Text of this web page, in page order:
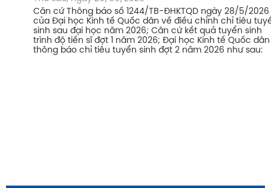
Căn cứ Thông báo số 1244/TB-ĐHKTQD ngày 28/5/2026
của Đại học Kinh tế Quốc dân về điều chỉnh chỉ tiêu
sinh sau đại học năm 2026; Căn cứ kết quả tuyển sinh
trình độ tiến sĩ đợt 1 năm 2026; Đại học Kinh tế Quốc dân
thông báo chỉ tiêu tuyển sinh đợt 2 năm 2026 như sau: